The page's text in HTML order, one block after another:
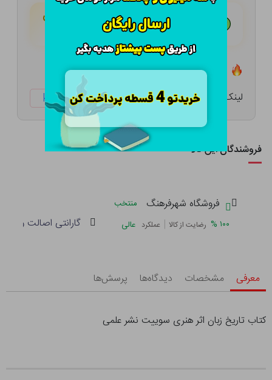
هـر قسط با تــرب‌پــی:
تعداد ۰ عدد در انبار موجود است
لینک کوتاه: ketabtala.com/sbp-41466
فروشندگان این کالا
فروشگاه شهرفرهنگ
منتخب
۱۰۰ % رضایت از کالا | عملکرد عالی گارانتی اصالت و
معرفی مشخصات دیدگاه‌ها پرسش‌ها
کتاب تاریخ زبان اثر هنری سوییت نشر علمی